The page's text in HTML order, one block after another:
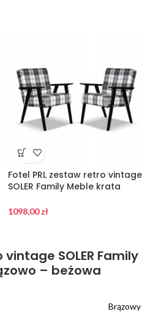
Fotel PRL zestaw retro vintage
SOLER Family Meble krata
1098,00zł
SOLER Family
– beżowa
Brązowy